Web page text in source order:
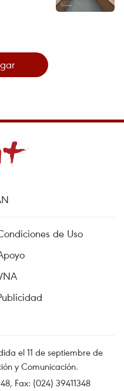
de Uso
el 11 de septiembre de
y Comunicación.
Fax: (024) 39411348